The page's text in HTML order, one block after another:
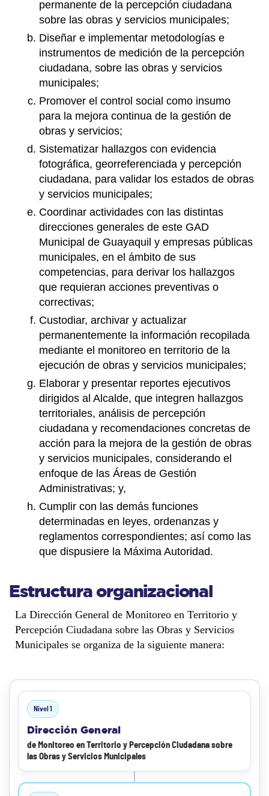
permanente de la percepción ciudadana
sobre las obras y servicios municipales;
Diseñar e implementar metodologías e
instrumentos de medición de la percepción
ciudadana, sobre las obras y servicios
municipales;
Promover el control social como insumo
para la mejora continua de la gestión de
obras y servicios;
Sistematizar hallazgos con evidencia
fotográfica, georreferenciada y percepción
ciudadana, para validar los estados de obras
y servicios municipales;
Coordinar actividades con las distintas
direcciones generales de este GAD
Municipal de Guayaquil y empresas públicas
municipales, en el ámbito de sus
competencias, para derivar los hallazgos
que requieran acciones preventivas o
correctivas;
Custodiar, archivar y actualizar
permanentemente la información recopilada
mediante el monitoreo en territorio de la
ejecución de obras y servicios municipales;
Elaborar y presentar reportes ejecutivos
dirigidos al Alcalde, que integren hallazgos
territoriales, análisis de percepción
ciudadana y recomendaciones concretas de
acción para la mejora de la gestión de obras
y servicios municipales, considerando el
enfoque de las Áreas de Gestión
Administrativas; y,
Cumplir con las demás funciones
determinadas en leyes, ordenanzas y
reglamentos correspondientes; así como las
que dispusiere la Máxima Autoridad.
Estructura organizacional
La Dirección General de Monitoreo en Territorio y
Percepción Ciudadana sobre las Obras y Servicios
Municipales se organiza de la siguiente manera:
Nivel 1
Dirección General
de Monitoreo en Territorio y Percepción Ciudadana sobre
las Obras y Servicios Municipales